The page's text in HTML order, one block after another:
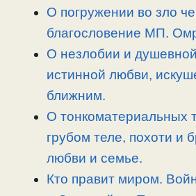
О погружении во зло
благословение МП.
О незлобии и
истинной любви,
ближним.
О тонкоматериальных
грубом теле, похоти и
любви и семье.
Кто правит миром.